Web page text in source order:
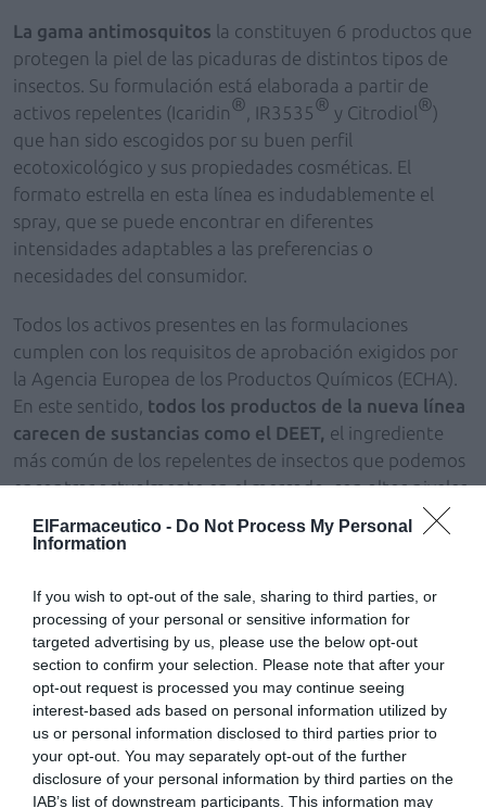
ElFarmaceutico - Do Not Process My Personal
Information
If you wish to opt-out of the sale, sharing to third parties, or
processing of your personal or sensitive information for
targeted advertising by us, please use the below opt-out
section to confirm your selection. Please note that after your
opt-out request is processed you may continue seeing
interest-based ads based on personal information utilized by
us or personal information disclosed to third parties prior to
your opt-out. You may separately opt-out of the further
disclosure of your personal information by third parties on the
IAB’s list of downstream participants. This information may
La gama antimosquitos la constituyen 6 productos que
protegen la piel de las picaduras de distintos tipos de
insectos. Su formulación está elaborada a partir de
activos repelentes (Icaridin® , IR3535® y Citrodiol®)
que han sido escogidos por su buen perfil
ecotoxicológico y sus propiedades cosméticas. El
formato estrella en esta línea es indudablemente el
spray, que se puede encontrar en diferentes
intensidades adaptables a las preferencias o
necesidades del consumidor.
Todos los activos presentes en las formulaciones
cumplen con los requisitos de aprobación exigidos por
la Agencia Europea de los Productos Químicos (ECHA).
En este sentido, todos los productos de la nueva línea
carecen de sustancias como el DEET, el ingrediente
más común de los repelentes de insectos que podemos
encontrar actualmente en el mercado, con altos niveles
de toxicidad tanto para los consumidores como para el
medio ambiente y que en altas concentraciones (50%)
puede aplicar una vez al día.
Newell presenta un producto muy innovador al
mercado, el primer Spray Solar SPF50 con citronella
orgánica de Java que se ha testado con el mosquito
común, obteniendo 3 horas de protección.
Newell, comprometidos con las personas
Newell no solo cree en el cuidado y respeto del entorno,